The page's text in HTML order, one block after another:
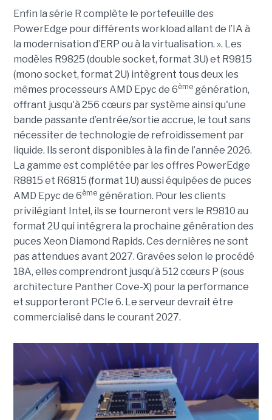
Enfin la série R complète le portefeuille des
PowerEdge pour différents workload allant de l’IA à
la modernisation d’ERP ou à la virtualisation. ». Les
modèles R9825 (double socket, format 3U) et R9815
(mono socket, format 2U) intègrent tous deux les
mêmes processeurs AMD Epyc de 6èmegénération,
offrant jusqu'à 256 cœurs par système ainsi qu'une
bande passante d’entrée/sortie accrue, le tout sans
nécessiter de technologie de refroidissement par
liquide. Ils seront disponibles à la fin de l’année 2026.
La gamme est complétée par les offres PowerEdge
R8815 et R6815 (format 1U) aussi équipées de puces
AMD Epyc de 6èmegénération. Pour les clients
privilégiant Intel, ils se tourneront vers le R9810 au
format 2U qui intégrera la prochaine génération des
puces Xeon Diamond Rapids. Ces dernières ne sont
pas attendues avant 2027. Gravées selon le procédé
18A, elles comprendront jusqu’à 512 cœurs P (sous
architecture Panther Cove-X) pour la performance
et supporteront PCIe 6. Le serveur devrait être
commercialisé dans le courant 2027.